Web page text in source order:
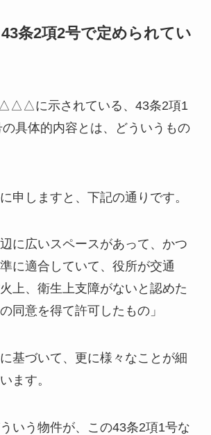
条2項2号で定められてい
に示されている、43条2項1
具体的内容とは、どういうもの
申しますと、下記の通りです。
辺に広いスペースがあって、かつ
に適合していて、役所が交通
上、衛生上支障がないと認めた
同意を得て許可したもの」
基づいて、更に様々なことが細
ます。
いう物件が、この43条2項1号な